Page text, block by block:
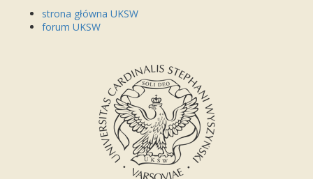
strona główna UKSW
forum UKSW